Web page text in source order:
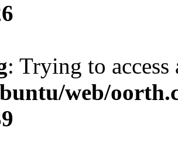
: Trying to
web/